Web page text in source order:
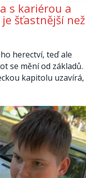
s kariérou a
šťastnější než
herectví, teď ale
se mění od základů.
kapitolu uzavírá,